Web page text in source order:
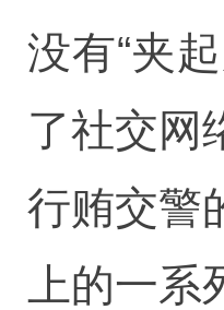
没有“夹
了社交网
行贿交警
上的一系